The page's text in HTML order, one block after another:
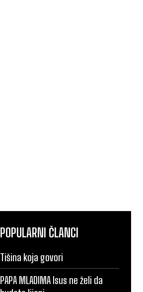
POPULARNI ČLANCI
Tišina koja govori
PAPA MLADIMA Isus ne želi da